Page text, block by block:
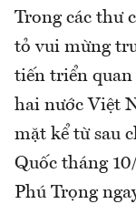
Trong các thư
tỏ vui mừng
tiến triển quan
hai nước Việt
mặt kể từ sau
Quốc tháng
Phú Trọng